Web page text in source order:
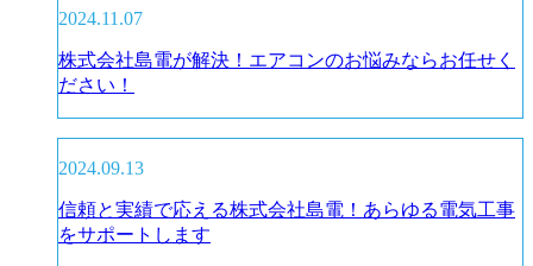
2024.11.07
株式会社島電が解決！エアコンのお悩みならお任せく
ださい！
2024.09.13
信頼と実績で応える株式会社島電！あらゆる電気工事
をサポートします